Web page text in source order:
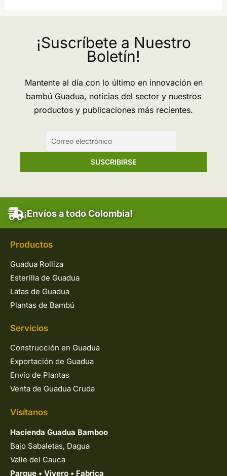
¡Suscríbete a Nuestro
Boletín!
Mantente al día con lo último en innovación en
bambú Guadua, noticias del sector y nuestros
productos y publicaciones más recientes.
¡Envíos a todo Colombia!
Productos
Guadua Rolliza
Esterilla de Guadua
Latas de Guadua
Plantas de Bambú
Servicios
Construcción en Guadua
Exportación de Guadua
Envío de Plantas
Venta de Guadua Cruda
Visítanos
Hacienda Guadua Bamboo
Bajo Sabaletas, Dagua
Valle del Cauca
Parque • Vivero • Fabrica